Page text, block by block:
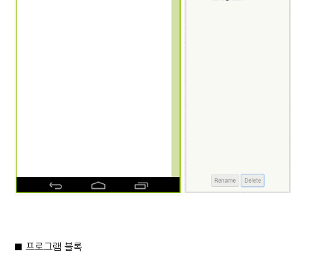
■ 프로그램 블록